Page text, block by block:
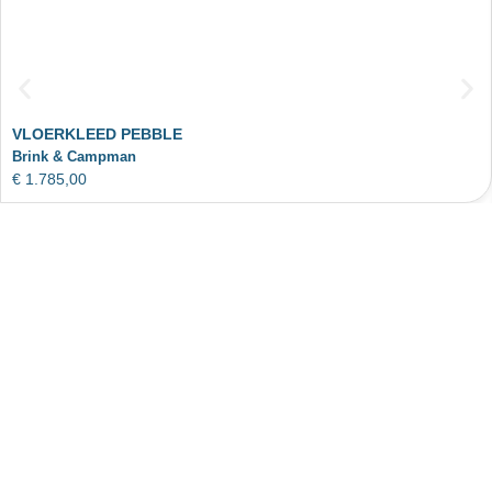
VLOERKLEED PEBBLE
Brink & Campman
€ 1.785,00